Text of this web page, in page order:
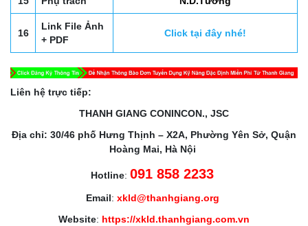
16
Link File Ảnh
+ PDF
Click tại đây nhé!
Liên hệ trực tiếp:
THANH GIANG CONINCON., JSC
Địa chỉ: 30/46 phố Hưng Thịnh – X2A, Phường Yên Sở, Quận
Hoàng Mai, Hà Nội
Hotline: 091 858 2233
Email: xkld@thanhgiang.org
Website: https://xkld.thanhgiang.com.vn